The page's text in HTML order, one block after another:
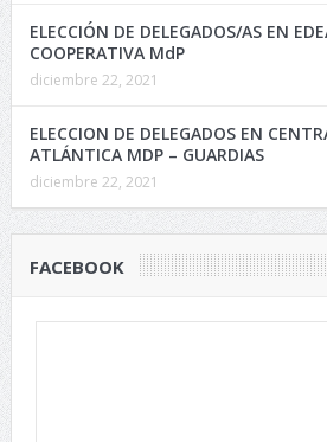
ELECCIÓN DE DELEGADOS/AS EN
COOPERATIVA MdP
diciembre 22, 2021
ELECCION DE DELEGADOS EN
ATLÁNTICA MDP – GUARDIAS
diciembre 22, 2021
FACEBOOK